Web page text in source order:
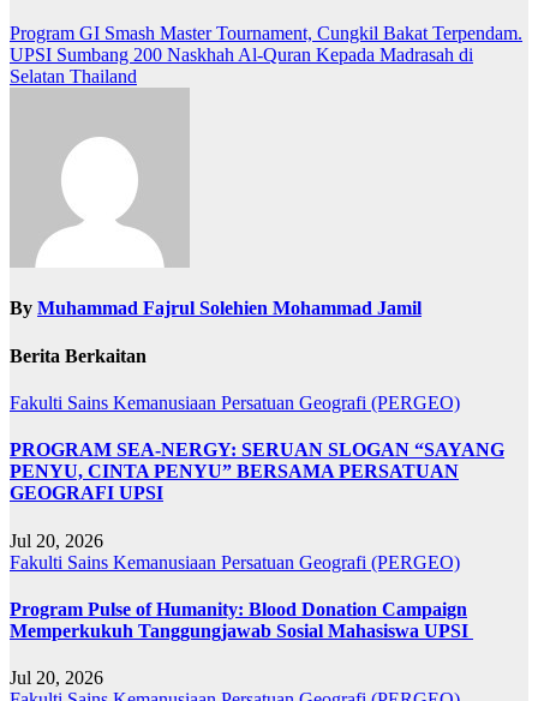
Program GI Smash Master Tournament, Cungkil Bakat Terpendam.
UPSI Sumbang 200 Naskhah Al-Quran Kepada Madrasah di
Selatan Thailand
By Muhammad Fajrul Solehien Mohammad Jamil
Berita Berkaitan
Fakulti Sains Kemanusiaan Persatuan Geografi (PERGEO)
PROGRAM SEA-NERGY: SERUAN SLOGAN “SAYANG
PENYU, CINTA PENYU” BERSAMA PERSATUAN
GEOGRAFI UPSI
Jul 20, 2026
Fakulti Sains Kemanusiaan Persatuan Geografi (PERGEO)
Program Pulse of Humanity: Blood Donation Campaign
Memperkukuh Tanggungjawab Sosial Mahasiswa UPSI
Jul 20, 2026